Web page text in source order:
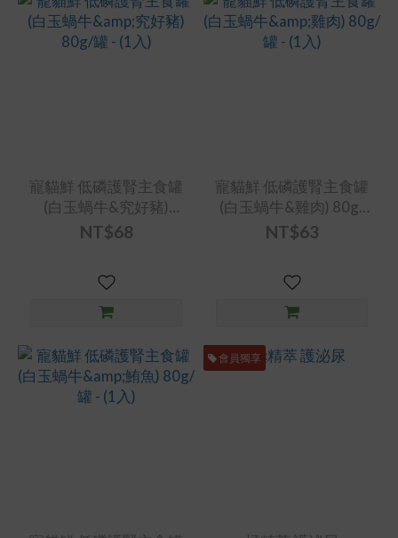
寵貓鮮 低磷護腎主食罐
(白玉蝸牛&究好豬)
80g/罐 - (1入)
NT$68
寵貓鮮 低磷護腎主食罐
(白玉蝸牛&雞肉) 80g/
罐 - (1入)
NT$63
會員獨享